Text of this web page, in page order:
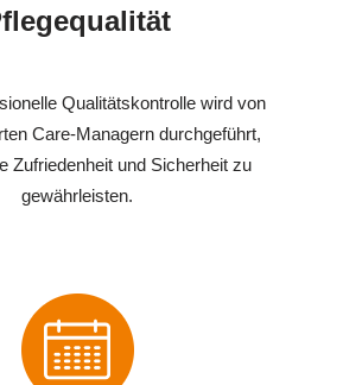
Qualitätskontrolle wird von
Care-Managern durchgeführt,
Zufriedenheit und Sicherheit zu
gewährleisten.